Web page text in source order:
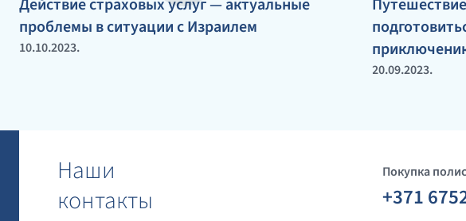
Действие страховых услуг — актуальные
проблемы в ситуации с Израилем
10.10.2023.
20.09.2023.
Наши
контакты
Покупка
+371